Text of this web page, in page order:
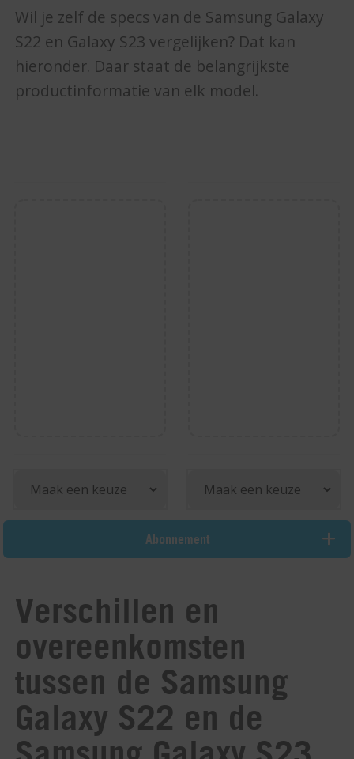
Wil je zelf de specs van de Samsung Galaxy
S22 en Galaxy S23 vergelijken? Dat kan
hieronder. Daar staat de belangrijkste
productinformatie van elk model.
Abonnement
Verschillen en
overeenkomsten
tussen de Samsung
Galaxy S22 en de